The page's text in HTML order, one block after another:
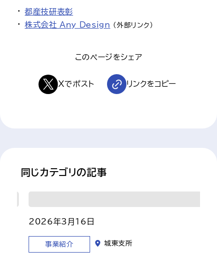
都産技研表彰
株式会社 Any Design
（外部リンク）
このページをシェア
Xでポスト リンクをコピー
同じカテゴリの記事
2026年3月16日
事業紹介 城東支所